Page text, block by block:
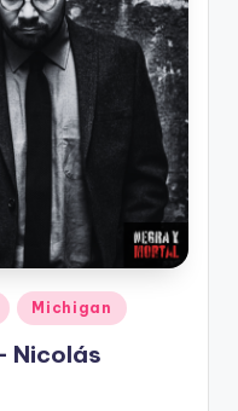
Michigan
Nicolás